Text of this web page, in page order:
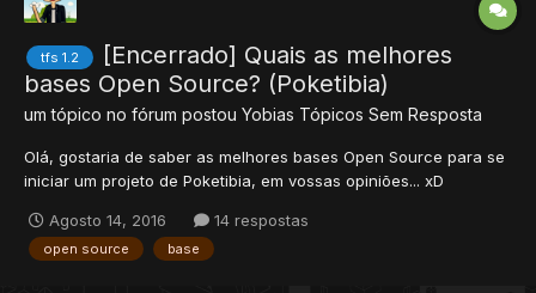
tfs 1.2
[Encerrado] Quais as melhores
bases Open Source? (Poketibia)
um tópico no fórum postou Yobias Tópicos Sem Resposta
Olá, gostaria de saber as melhores bases Open Source para se
iniciar um projeto de Poketibia, em vossas opiniões... xD
Agosto 14, 2016 14 respostas
open source base